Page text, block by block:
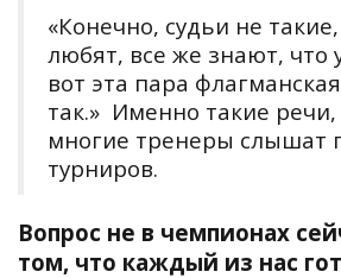
«Конечно, судьи не
любят, все же знают, что
вот эта пара
так.» Именно такие
многие тренеры слышат
турниров.
Вопрос не в чемпионах
том, что каждый из нас